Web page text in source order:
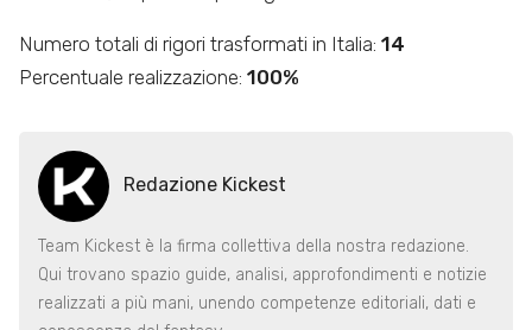
Numero totali di rigori trasformati in Italia: 14
Percentuale realizzazione: 100%
Redazione Kickest
Team Kickest è la firma collettiva della nostra redazione.
Qui trovano spazio guide, analisi, approfondimenti e notizie
realizzati a più mani, unendo competenze editoriali, dati e